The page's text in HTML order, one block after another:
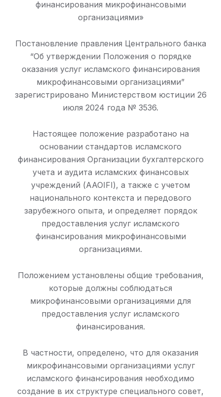
финансирования микрофинансовыми
организациями»
Постановление правления Центрального банка
“Об утверждении Положения о порядке
оказания услуг исламского финансирования
микрофинансовыми организациями”
зарегистрировано Министерством юстиции 26
июля 2024 года № 3536.
Настоящее положение разработано на
основании стандартов исламского
финансирования Организации бухгалтерского
учета и аудита исламских финансовых
учреждений (AAOIFI), а также с учетом
национального контекста и передового
зарубежного опыта, и определяет порядок
предоставления услуг исламского
финансирования микрофинансовыми
организациями.
Положением установлены общие требования,
которые должны соблюдаться
микрофинансовыми организациями для
предоставления услуг исламского
финансирования.
В частности, определено, что для оказания
микрофинансовыми организациями услуг
исламского финансирования необходимо
создание в их структуре специального совет,